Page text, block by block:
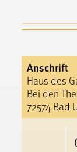
Anschrift
Haus des
Bei den
72574 Bad